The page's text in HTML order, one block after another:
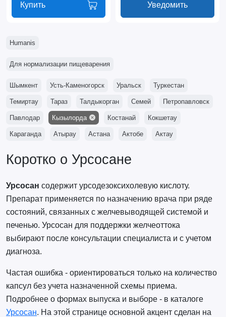
Купить Уведомить
Humanis
Для нормализации пищеварения
Шымкент Усть-Каменогорск Уральск Туркестан
Темиртау Тараз Талдыкорган Семей Петропавловск
Павлодар Кызылорда Костанай Кокшетау
Караганда Атырау Астана Актобе Актау
Коротко о Урсосане
Урсосан содержит урсодезоксихолевую кислоту.
Препарат применяется по назначению врача при ряде
состояний, связанных с желчевыводящей системой и
печенью. Урсосан для поддержки желчеоттока
выбирают после консультации специалиста и с учетом
диагноза.
Частая ошибка - ориентироваться только на количество
капсул без учета назначенной схемы приема.
Подробнее о формах выпуска и выборе - в каталоге
Урсосан. На этой странице основной акцент сделан на